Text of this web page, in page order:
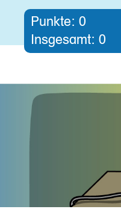
Punkte: 0
Insgesamt: 0